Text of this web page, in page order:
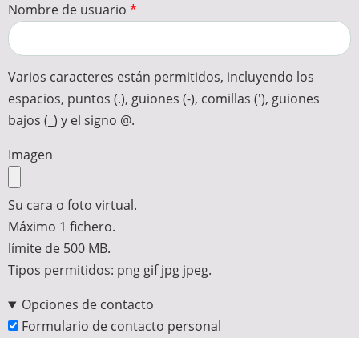
Nombre de usuario
Varios caracteres están permitidos, incluyendo los
espacios, puntos (.), guiones (-), comillas ('), guiones
bajos (_) y el signo @.
Imagen
Su cara o foto virtual.
Máximo 1 fichero.
límite de 500 MB.
Tipos permitidos: png gif jpg jpeg.
Opciones de contacto
Formulario de contacto personal